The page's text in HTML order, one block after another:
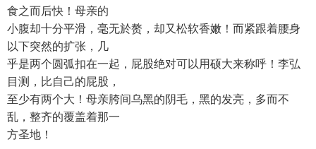
食之而后快！母亲的
小腹却十分平滑，毫无於赘，却又松软香嫩！而紧跟着腰身
以下突然的扩张，几
乎是两个圆弧扣在一起，屁股绝对可以用硕大来称呼！李弘
目测，比自己的屁股，
至少有两个大！母亲胯间乌黑的阴毛，黑的发亮，多而不
乱，整齐的覆盖着那一
方圣地！